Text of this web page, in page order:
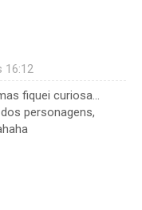
16:12
fiquei curiosa...
personagens,